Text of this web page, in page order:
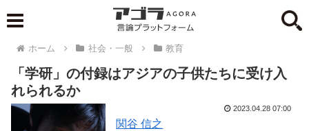
ホーム 社会・一般 教育
「学研」の付録はアジアの子供たちに受け入
れられるか
関谷 信之
2023.04.28 07:00